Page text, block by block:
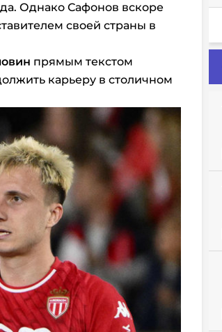
Однако Сафонов вскоре
своей страны в
прямым текстом
карьеру в столичном